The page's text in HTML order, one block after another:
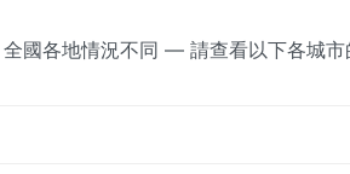
國各地情況不同 — 請查看以下各城市